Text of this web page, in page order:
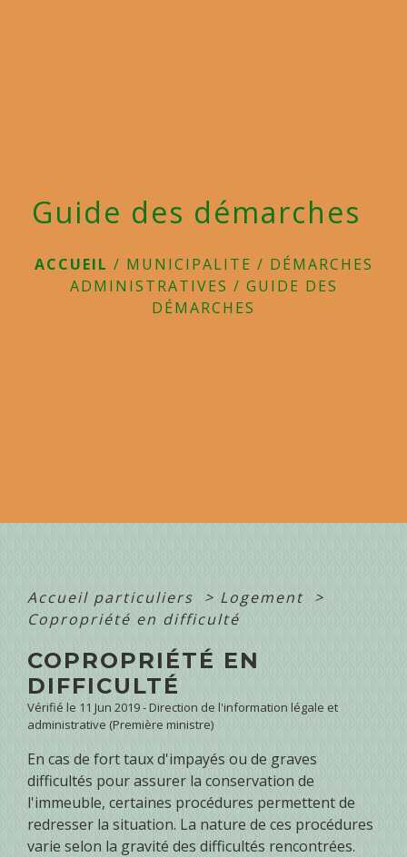
Guide des démarches
ACCUEIL / MUNICIPALITE / DÉMARCHES
ADMINISTRATIVES / GUIDE DES
DÉMARCHES
Accueil particuliers > Logement >
Copropriété en difficulté
COPROPRIÉTÉ EN
DIFFICULTÉ
Vérifié le 11 Jun 2019 - Direction de l'information légale et
administrative (Première ministre)
En cas de fort taux d'impayés ou de graves
difficultés pour assurer la conservation de
l'immeuble, certaines procédures permettent de
redresser la situation. La nature de ces procédures
varie selon la gravité des difficultés rencontrées.